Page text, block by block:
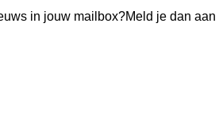
in jouw mailbox?Meld je dan aan